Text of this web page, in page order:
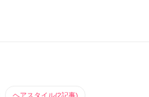
ヘアスタイル(2記事)